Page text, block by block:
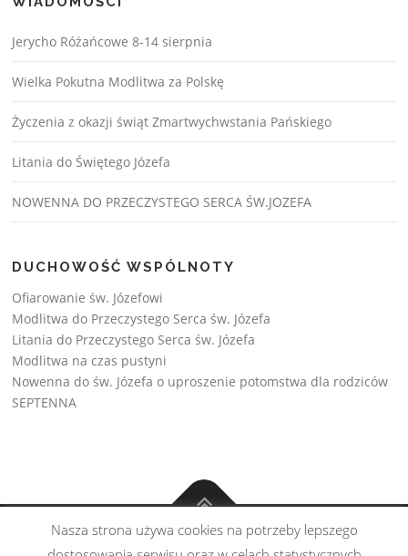
Jerycho Różańcowe 8-14 sierpnia
Wielka Pokutna Modlitwa za Polskę
Życzenia z okazji świąt Zmartwychwstania Pańskiego
Litania do Świętego Józefa
NOWENNA DO PRZECZYSTEGO SERCA ŚW.JOZEFA
DUCHOWOŚĆ WSPÓLNOTY
Ofiarowanie św. Józefowi
Modlitwa do Przeczystego Serca św. Józefa
Litania do Przeczystego Serca św. Józefa
Modlitwa na czas pustyni
Nowenna do św. Józefa o uproszenie potomstwa dla rodziców
SEPTENNA
Copyright © Wspólnota św. Józefa 2026
Nasza strona używa cookies na potrzeby lepszego